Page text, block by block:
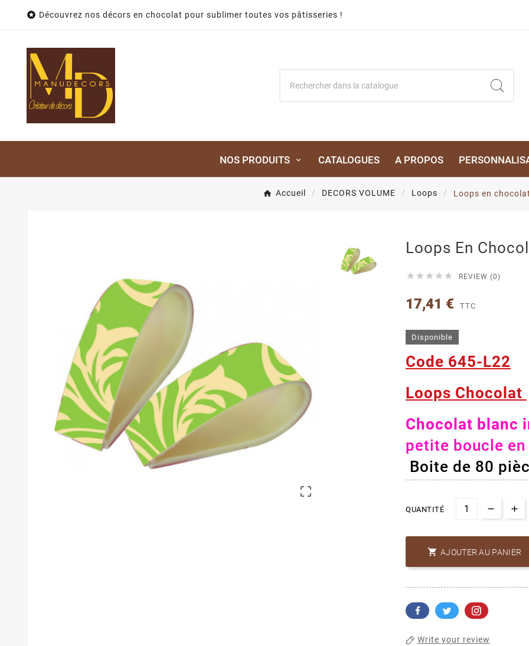
 Découvrez nos décors en chocolat pour sublimer toutes vos pâtisseries !
NOS PRODUITS CATALOGUES A PROPOS
Accueil DECORS VOLUME Loops Loops en chocolat

Loops En
     REVIEW (0)
17,41 € TTC
Disponible
Code 645-L22
Loops Chocolat
Chocolat blanc
petite boucle
Boite de 80
QUANTITÉ
 AJOUTER AU PANIER
Write your review